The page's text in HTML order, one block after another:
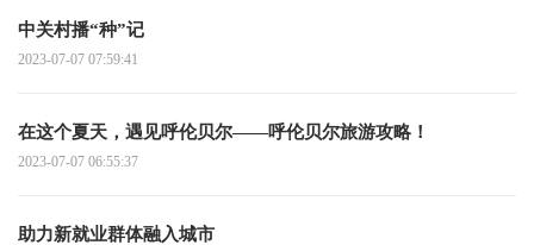
中关村播“种”记
2023-07-07 07:59:41
在这个夏天，遇见呼伦贝尔——呼伦贝尔旅游攻略！
2023-07-07 06:55:37
助力新就业群体融入城市